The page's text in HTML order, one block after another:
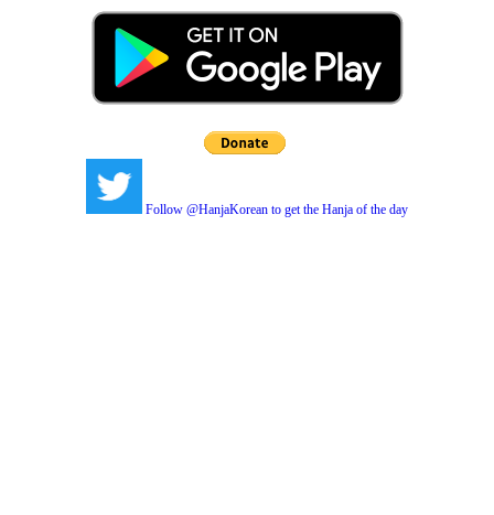
Follow @HanjaKorean to get the Hanja of the day